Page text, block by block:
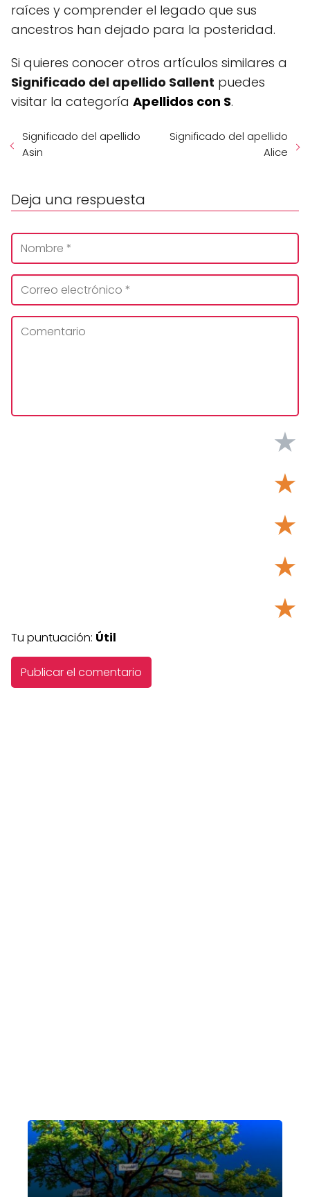
raíces y comprender el legado que sus
ancestros han dejado para la posteridad.
Si quieres conocer otros artículos similares a
Significado del apellido Sallent puedes
visitar la categoría Apellidos con S.
Significado del apellido
Asin
Significado del apellido
Alice
Deja una respuesta
★
★
★
★
★
Tu puntuación: Útil